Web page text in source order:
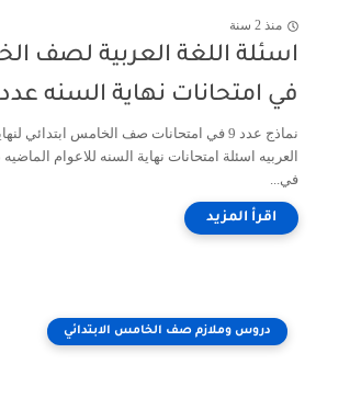
منذ 2 سنة
اسئلة اللغة العربية لصف
في امتحانات نهاية السنه عدد 9
نماذج عدد 9 في امتحانات صف الخامس ابتدائي
العربيه اسئلة امتحانات نهاية السنه للاعوام
في...
دروس وملازم صف الخامس الابتدائي